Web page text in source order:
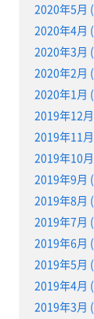
2020年5月
2020年4月
2020年3月
2020年2月
2020年1月
2019年12
2019年11
2019年10
2019年9月
2019年8月
2019年7月
2019年6月
2019年5月
2019年4月
2019年3月